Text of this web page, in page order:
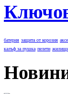
батерия защита от корозия
калъф за пушка пелети